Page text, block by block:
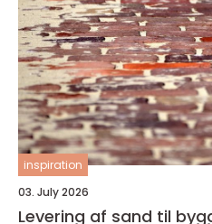
inspiration
03. July 2026
Levering af sand til